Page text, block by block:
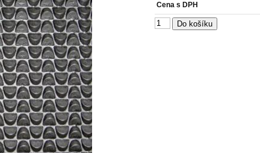
Cena s DPH
Do košíku